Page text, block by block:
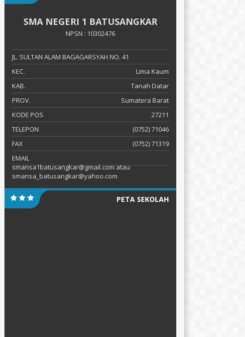
SMA NEGERI 1 BATUSANGKAR
NPSN : 10302476
JL. SULTAN ALAM BAGAGARSYAH NO. 41
KEC.
Lima Kaum
KAB.
Tanah Datar
PROV.
Sumatera Barat
KODE POS
27211
TELEPON
(0752) 71046
FAX
(0752) 71319
EMAIL
smansa1batusangkar@gmail.com atau
smansa_batusangkar@yahoo.com
PETA SEKOLAH